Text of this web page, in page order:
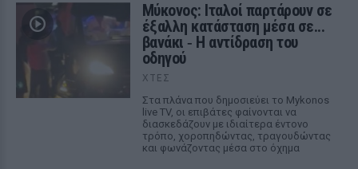
Μύκονος: Ιταλοί παρτάρουν σε
έξαλλη κατάσταση μέσα σε...
βανάκι ‑ Η αντίδραση του
οδηγού
ΧΤΕΣ
Στα πλάνα που δημοσιεύει το Mykonos
live TV, οι επιβάτες φαίνονται να
διασκεδάζουν με ιδιαίτερα έντονο
τρόπο, χοροπηδώντας, τραγουδώντας
και φωνάζοντας μέσα στο όχημα